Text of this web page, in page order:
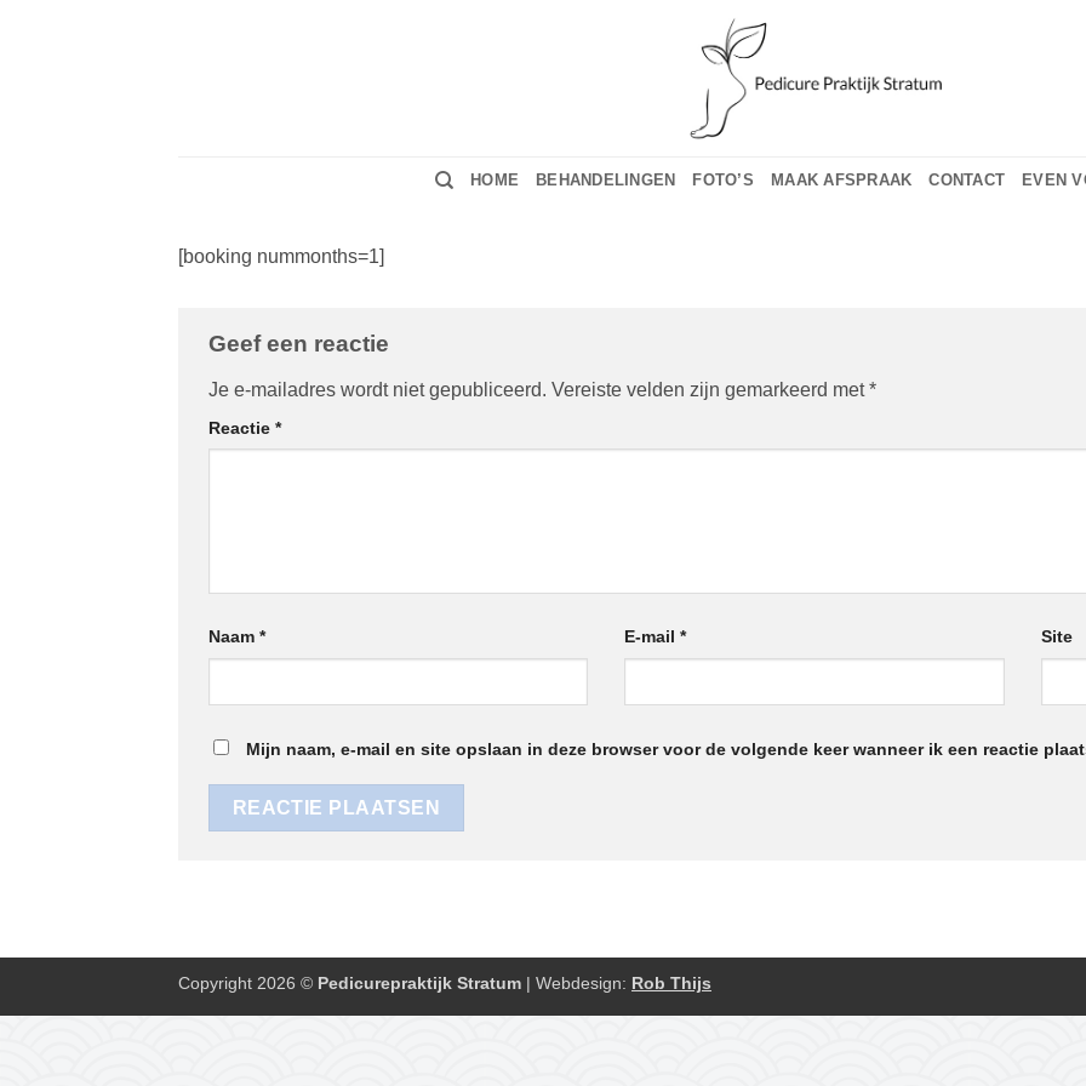
HOME BEHANDELINGEN FOTO’S MAAK AFSPRAAK CONTACT EVEN
[booking nummonths=1]
Geef een reactie
Je e-mailadres wordt niet gepubliceerd. Vereiste velden zijn gemarkeerd met*
Reactie *
Naam * E-mail* Site
Mijn naam, e-mail en site opslaan in deze browser voor de volgende keer wanneer ik een reactie
Copyright 2026 © Pedicurepraktijk Stratum | Webdesign: Rob Thijs